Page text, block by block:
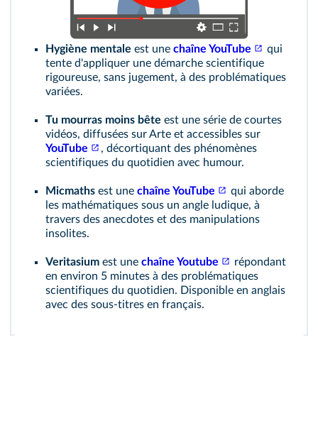
Hygiène mentale est une chaîne YouTube
qui
tente d'appliquer une démarche scientifique
rigoureuse, sans jugement, à des problématiques
variées.
Tu mourras moins bête est une série de courtes
vidéos, diffusées sur Arte et accessibles sur
YouTube
, décortiquant des phénomènes
scientifiques du quotidien avec humour.
Micmaths est une chaîne YouTube
qui aborde
les mathématiques sous un angle ludique, à
travers des anecdotes et des manipulations
insolites.
Veritasium est une chaîne Youtube
répondant
en environ 5 minutes à des problématiques
scientifiques du quotidien. Disponible en anglais
avec des sous-titres en français.